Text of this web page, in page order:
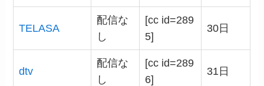
TELASA
配信な
し
[cc id=289
5]
30日
dtv
配信な
し
[cc id=289
6]
31日